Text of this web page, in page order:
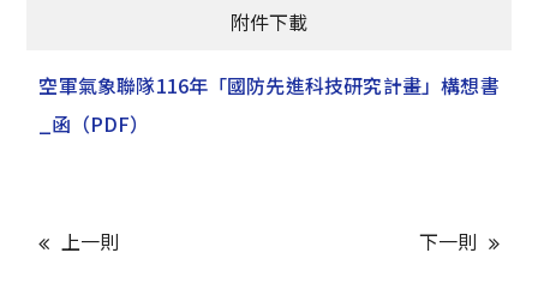
附件下載
空軍氣象聯隊116年「國防先進科技研究計畫」構想書
_函 （PDF）
上一則 下一則